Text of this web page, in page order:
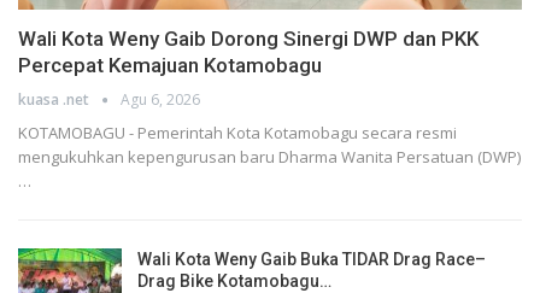
Wali Kota Weny Gaib Dorong Sinergi DWP dan PKK
Percepat Kemajuan Kotamobagu
kuasa .net Agu 6, 2026
KOTAMOBAGU - Pemerintah Kota Kotamobagu secara resmi
mengukuhkan kepengurusan baru Dharma Wanita Persatuan (DWP)
…
Wali Kota Weny Gaib Buka TIDAR Drag Race–
Drag Bike Kotamobagu…